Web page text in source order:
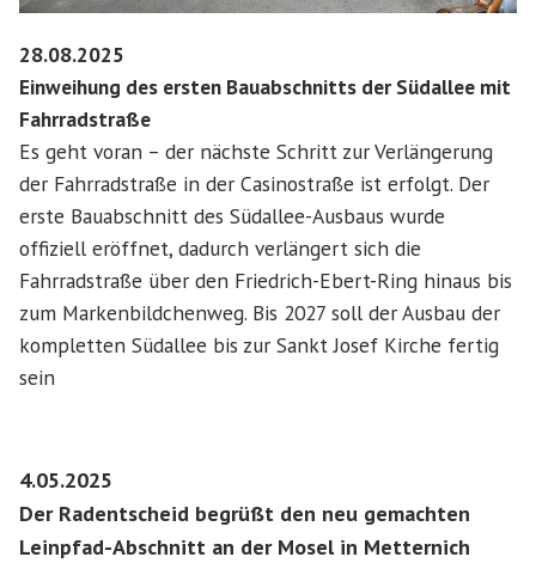
28.08.2025
Einweihung des ersten Bauabschnitts der Südallee mit
Fahrradstraße
Es geht voran – der nächste Schritt zur Verlängerung
der Fahrradstraße in der Casinostraße ist erfolgt. Der
erste Bauabschnitt des Südallee-Ausbaus wurde
offiziell eröffnet, dadurch verlängert sich die
Fahrradstraße über den Friedrich-Ebert-Ring hinaus bis
zum Markenbildchenweg. Bis 2027 soll der Ausbau der
kompletten Südallee bis zur Sankt Josef Kirche fertig
sein
4.05.2025
Der Radentscheid begrüßt den neu gemachten
Leinpfad-Abschnitt an der Mosel in Metternich